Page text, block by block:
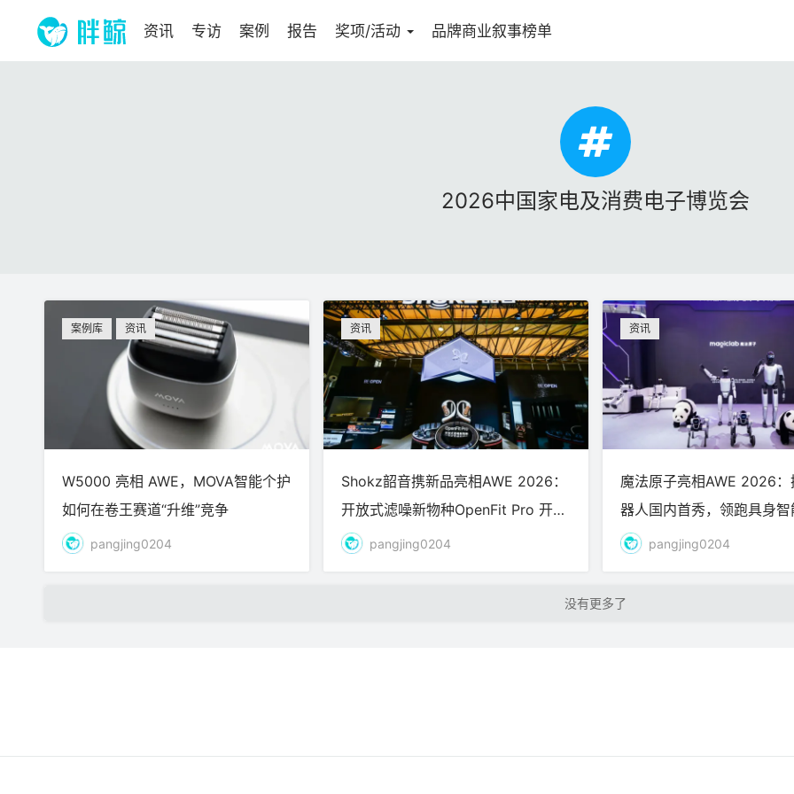
资讯 专访 案例 报告 奖项/活动 品牌商业叙事榜单
2026中国家电及消费电子博览会
案例库 资讯
W5000 亮相 AWE，MOVA智能个护
如何在卷王赛道“升维”竞争
pangjing0204
资讯
Shokz韶音携新品亮相AWE 2026：
开放式滤噪新物种OpenFit Pro 开启
听觉新时代
pangjing0204
资讯
魔法原子亮相AWE 2026：
器人国内首秀，领跑具身
时代 pangjing0204
加载更多